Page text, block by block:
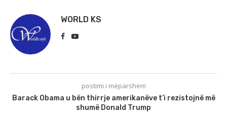
WORLD KS
postimi i mëparshëm
Barack Obama u bën thirrje amerikanëve t’i rezistojnë më
shumë Donald Trump